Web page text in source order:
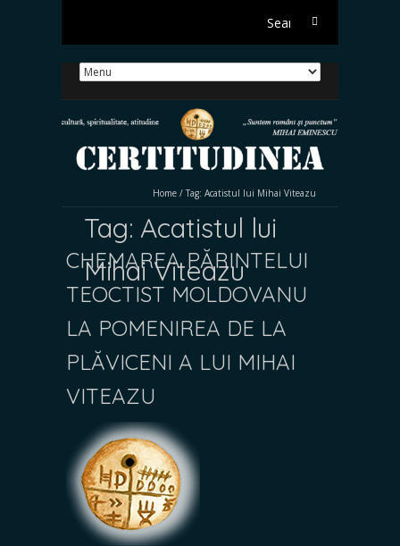
Search
Home / Tag: Acatistul lui Mihai Viteazu
Tag: Acatistul lui
Mihai Viteazu
CHEMAREA PĂRINTELUI
TEOCTIST MOLDOVANU
LA POMENIREA DE LA
PLĂVICENI A LUI MIHAI
VITEAZU